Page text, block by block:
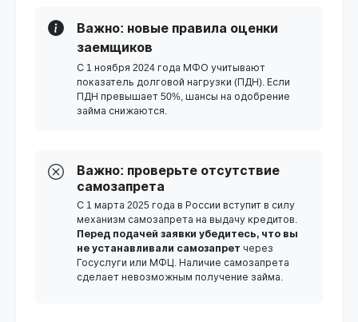
Важно: новые правила оценки
заемщиков
С 1 ноября 2024 года МФО учитывают
показатель долговой нагрузки (ПДН). Если
ПДН превышает 50%, шансы на одобрение
займа снижаются.
Важно: проверьте отсутствие
самозапрета
С 1 марта 2025 года в России вступит в силу
механизм самозапрета на выдачу кредитов.
Перед подачей заявки убедитесь, что вы
не устанавливали самозапрет через
Госуслуги или МФЦ. Наличие самозапрета
сделает невозможным получение займа.